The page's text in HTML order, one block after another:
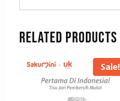
RELATED PRODUCTS
Sale!